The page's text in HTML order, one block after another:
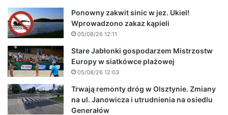
Ponowny zakwit sinic w jez. Ukiel!
Wprowadzono zakaz kąpieli
05/08/26 12:11
Stare Jabłonki gospodarzem Mistrzostw
Europy w siatkówce plażowej
05/08/26 12:03
Trwają remonty dróg w Olsztynie. Zmiany
na ul. Janowicza i utrudnienia na osiedlu
Generałów